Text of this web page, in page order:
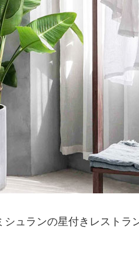
ュランの星付きレストラン